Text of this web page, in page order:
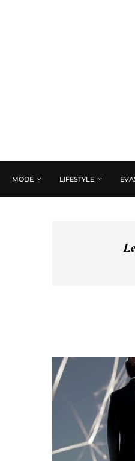
MODE LIFESTYLE